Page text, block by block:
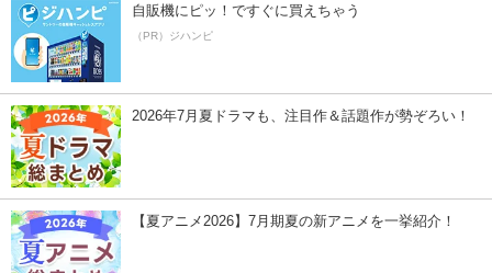
自販機にピッ！ですぐに買えちゃう
（PR）ジハンピ
2026年7月夏ドラマも、注目作＆話題作が勢ぞろい！
【夏アニメ2026】7月期夏の新アニメを一挙紹介！